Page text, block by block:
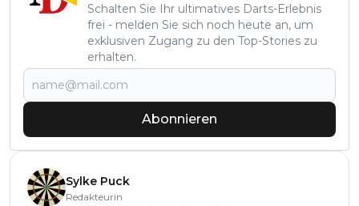
Schalten Sie Ihr ultimatives Darts-Erlebnis
frei - melden Sie sich noch heute an, um
exklusiven Zugang zu den Top-Stories zu
erhalten.
Abonnieren
Sylke Puck
Redakteurin